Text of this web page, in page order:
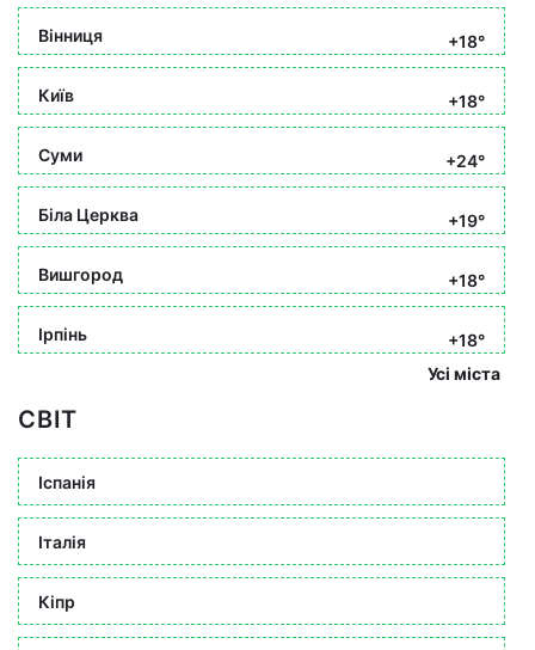
Вінниця +18°
Київ +18°
Суми +24°
Біла Церква +19°
Вишгород +18°
Ірпінь
+18°
Усі міста
СВІТ
Іспанія
Італія
Кіпр